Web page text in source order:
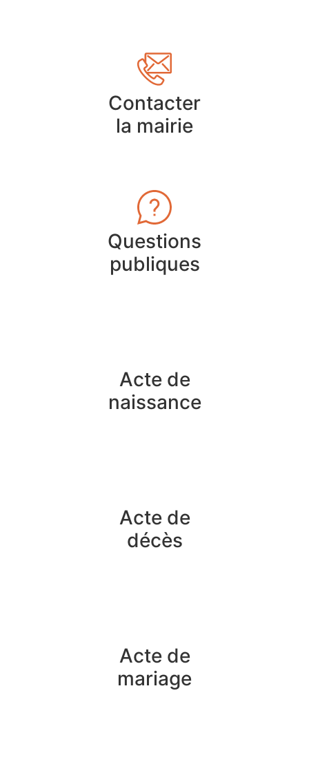
Contacter
la mairie
Questions
publiques
Acte de
naissance
Acte de
décès
Acte de
mariage